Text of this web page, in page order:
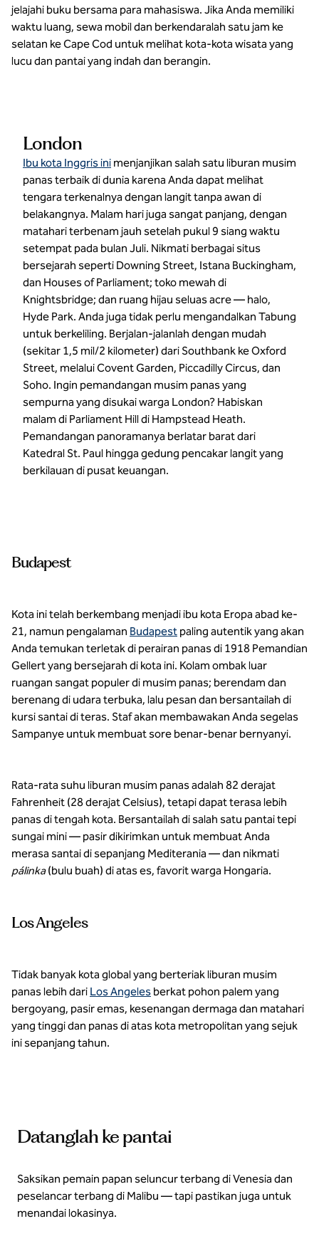
jelajahi buku bersama para mahasiswa. Jika Anda memiliki
waktu luang, sewa mobil dan berkendaralah satu jam ke
selatan ke Cape Cod untuk melihat kota-kota wisata yang
lucu dan pantai yang indah dan berangin.
London
Ibu kota Inggris ini menjanjikan salah satu liburan musim
panas terbaik di dunia karena Anda dapat melihat
tengara terkenalnya dengan langit tanpa awan di
belakangnya. Malam hari juga sangat panjang, dengan
matahari terbenam jauh setelah pukul 9 siang waktu
setempat pada bulan Juli. Nikmati berbagai situs
bersejarah seperti Downing Street, Istana Buckingham,
dan Houses of Parliament; toko mewah di
Knightsbridge; dan ruang hijau seluas acre — halo,
Hyde Park. Anda juga tidak perlu mengandalkan Tabung
untuk berkeliling. Berjalan-jalanlah dengan mudah
(sekitar 1,5 mil/2 kilometer) dari Southbank ke Oxford
Street, melalui Covent Garden, Piccadilly Circus, dan
Soho. Ingin pemandangan musim panas yang
sempurna yang disukai warga London? Habiskan
malam di Parliament Hill di Hampstead Heath.
Pemandangan panoramanya berlatar barat dari
Katedral St. Paul hingga gedung pencakar langit yang
berkilauan di pusat keuangan.
Budapest
Kota ini telah berkembang menjadi ibu kota Eropa abad ke-
21, namun pengalaman Budapest paling autentik yang akan
Anda temukan terletak di perairan panas di 1918 Pemandian
Gellert yang bersejarah di kota ini. Kolam ombak luar
ruangan sangat populer di musim panas; berendam dan
berenang di udara terbuka, lalu pesan dan bersantailah di
kursi santai di teras. Staf akan membawakan Anda segelas
Sampanye untuk membuat sore benar-benar bernyanyi.
Rata-rata suhu liburan musim panas adalah 82 derajat
Fahrenheit (28 derajat Celsius), tetapi dapat terasa lebih
panas di tengah kota. Bersantailah di salah satu pantai tepi
sungai mini — pasir dikirimkan untuk membuat Anda
merasa santai di sepanjang Mediterania — dan nikmati
pálinka(bulu buah) di atas es, favorit warga Hongaria.
Los Angeles
Tidak banyak kota global yang berteriak liburan musim
panas lebih dari Los Angeles berkat pohon palem yang
bergoyang, pasir emas, kesenangan dermaga dan matahari
yang tinggi dan panas di atas kota metropolitan yang sejuk
ini sepanjang tahun.
Datanglah ke pantai
Saksikan pemain papan seluncur terbang di Venesia dan
peselancar terbang di Malibu — tapi pastikan juga untuk
menandai lokasinya.